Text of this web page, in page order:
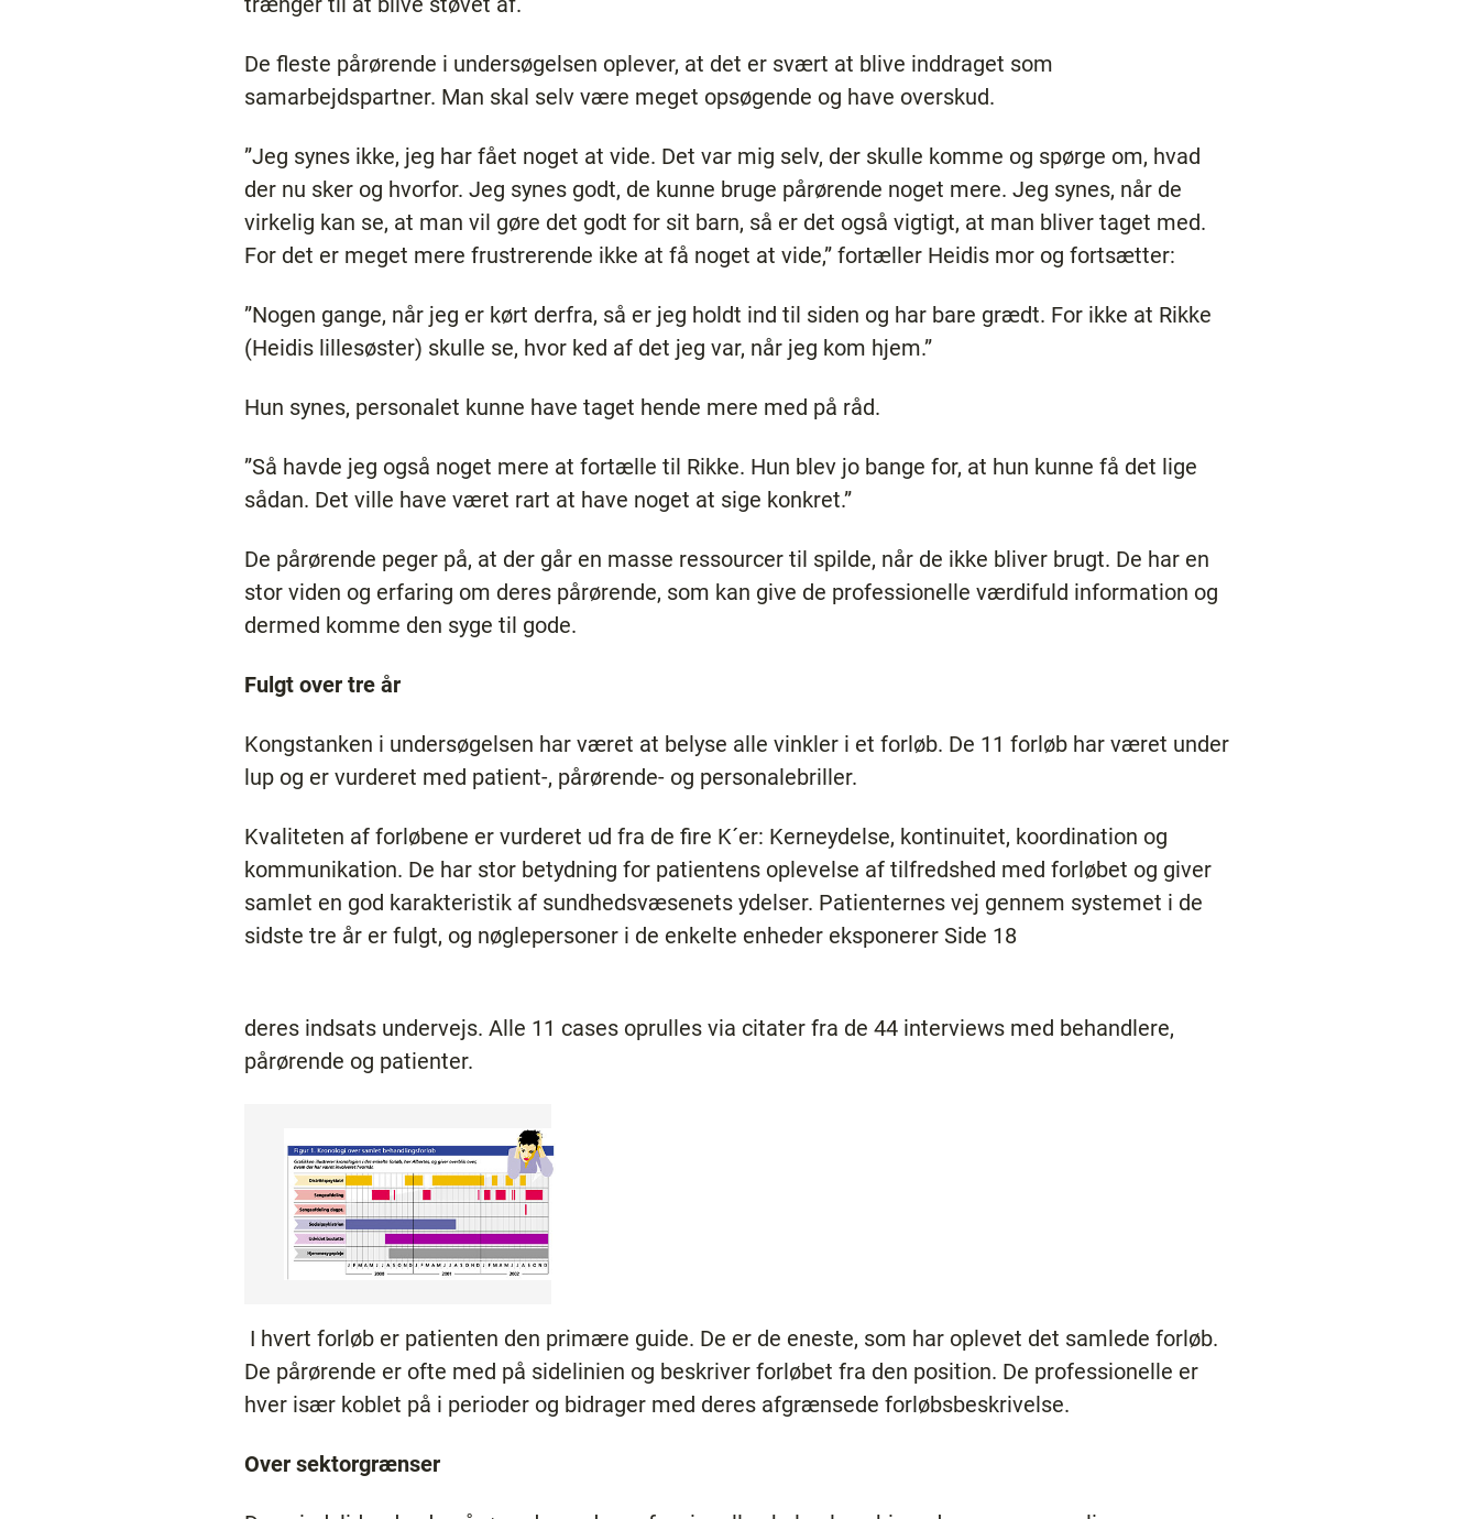
De fleste pårørende i undersøgelsen oplever, at det er svært at blive inddraget som
samarbejdspartner. Man skal selv være meget opsøgende og have overskud.
”Jeg synes ikke, jeg har fået noget at vide. Det var mig selv, der skulle komme og spørge om, hvad
der nu sker og hvorfor. Jeg synes godt, de kunne bruge pårørende noget mere. Jeg synes, når de
virkelig kan se, at man vil gøre det godt for sit barn, så er det også vigtigt, at man bliver taget med.
For det er meget mere frustrerende ikke at få noget at vide,” fortæller Heidis mor og fortsætter:
”Nogen gange, når jeg er kørt derfra, så er jeg holdt ind til siden og har bare grædt. For ikke at Rikke
(Heidis lillesøster) skulle se, hvor ked af det jeg var, når jeg kom hjem.”
Hun synes, personalet kunne have taget hende mere med på råd.
”Så havde jeg også noget mere at fortælle til Rikke. Hun blev jo bange for, at hun kunne få det lige
sådan. Det ville have været rart at have noget at sige konkret.”
De pårørende peger på, at der går en masse ressourcer til spilde, når de ikke bliver brugt. De har en
stor viden og erfaring om deres pårørende, som kan give de professionelle værdifuld information og
dermed komme den syge til gode.
Fulgt over tre år
Kongstanken i undersøgelsen har været at belyse alle vinkler i et forløb. De 11 forløb har været under
lup og er vurderet med patient-, pårørende- og personalebriller.
Kvaliteten af forløbene er vurderet ud fra de fire K´er: Kerneydelse, kontinuitet, koordination og
kommunikation. De har stor betydning for patientens oplevelse af tilfredshed med forløbet og giver
samlet en god karakteristik af sundhedsvæsenets ydelser. Patienternes vej gennem systemet i de
sidste tre år er fulgt, og nøglepersoner i de enkelte enheder eksponerer Side 18
deres indsats undervejs. Alle 11 cases oprulles via citater fra de 44 interviews med behandlere,
pårørende og patienter.
I hvert forløb er patienten den primære guide. De er de eneste, som har oplevet det samlede forløb.
De pårørende er ofte med på sidelinien og beskriver forløbet fra den position. De professionelle er
hver især koblet på i perioder og bidrager med deres afgrænsede forløbsbeskrivelse.
Over sektorgrænser